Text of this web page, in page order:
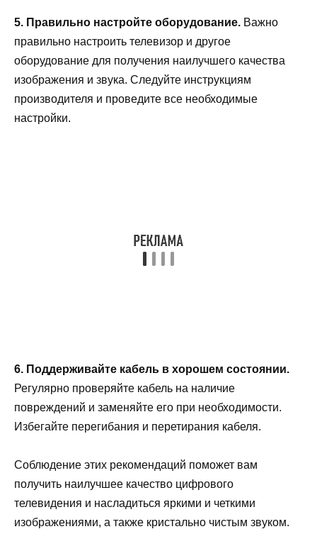
5. Правильно настройте оборудование. Важно
правильно настроить телевизор и другое
оборудование для получения наилучшего качества
изображения и звука. Следуйте инструкциям
производителя и проведите все необходимые
настройки.
6. Поддерживайте кабель в хорошем состоянии.
Регулярно проверяйте кабель на наличие
повреждений и заменяйте его при необходимости.
Избегайте перегибания и перетирания кабеля.
Соблюдение этих рекомендаций поможет вам
получить наилучшее качество цифрового
телевидения и насладиться яркими и четкими
изображениями, а также кристально чистым звуком.